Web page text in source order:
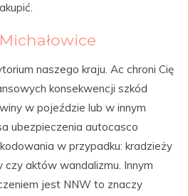
naszego kraju. Ac chroni Cię
konsekwencji szkód
w pojeździe lub w innym
ubezpieczenia autocasco
w przypadku: kradzieży
czy aktów wandalizmu. Innym
jest NNW to znaczy